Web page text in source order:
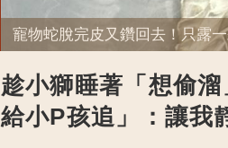
趁小獅睡著「想偷
給小P孩追」：讓我